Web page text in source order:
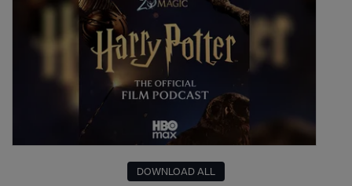
DOWNLOAD ALL